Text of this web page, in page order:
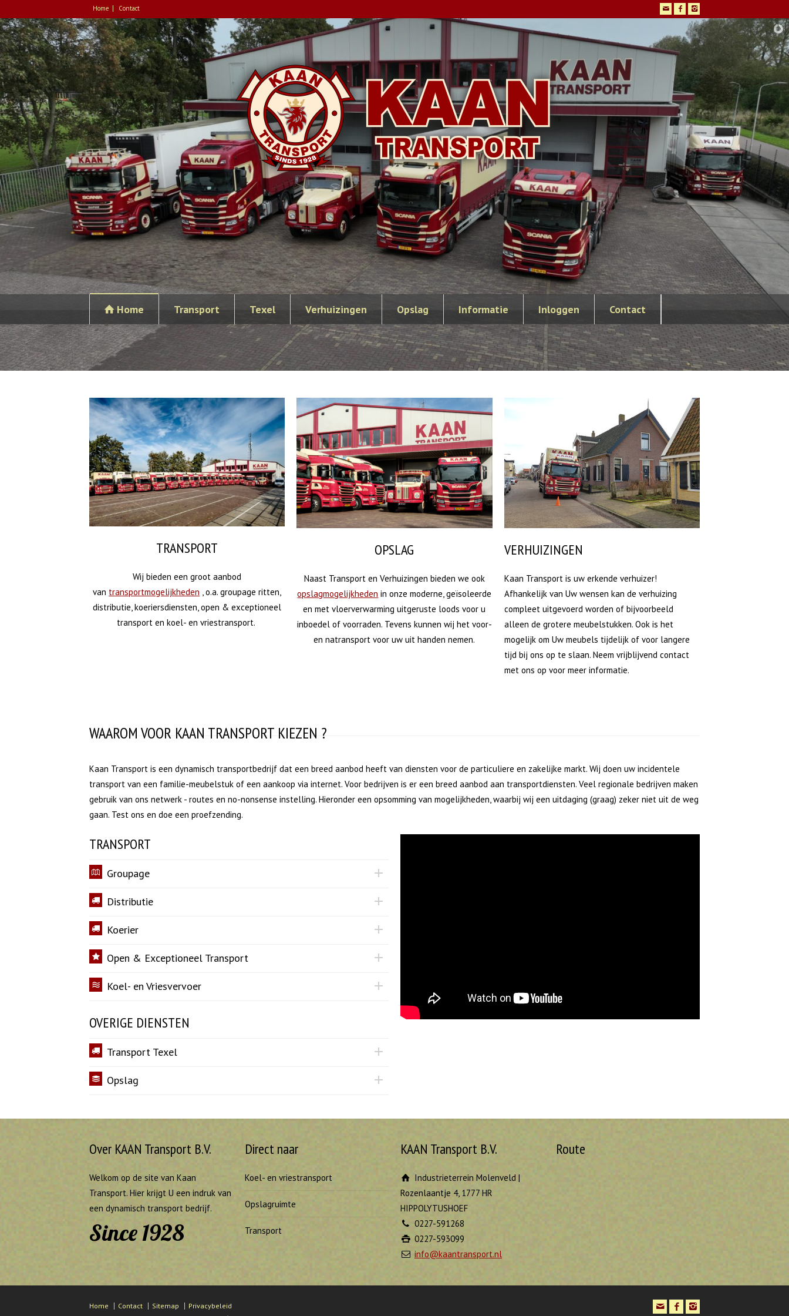
Home Contact
Home Transport Texel Verhuizingen Opslag Informatie Inloggen Contact
TRANSPORT
Wij bieden een groot aanbod
van transportmogelijkheden , o.a. groupage ritten,
distributie, koeriersdiensten, open & exceptioneel
transport en koel- en vriestransport.
OPSLAG
Naast Transport en Verhuizingen bieden we ook
opslagmogelijkheden in onze moderne, geïsoleerde
en met vloerverwarming uitgeruste loods voor u
inboedel of voorraden. Tevens kunnen wij het voor-
en natransport voor uw uit handen nemen.
VERHUIZINGEN
Kaan Transport is uw erkende verhuizer!
Afhankelijk van Uw wensen kan de verhuizing
compleet uitgevoerd worden of bijvoorbeeld
alleen de grotere meubelstukken. Ook is het
mogelijk om Uw meubels tijdelijk of voor langere
tijd bij ons op te slaan. Neem vrijblijvend contact
met ons op voor meer informatie.
WAAROM VOOR KAAN TRANSPORT KIEZEN ?
Kaan Transport is een dynamisch transportbedrijf dat een breed aanbod heeft van diensten voor de particuliere en zakelijke markt. Wij doen uw incidentele
transport van een familie-meubelstuk of een aankoop via internet. Voor bedrijven is er een breed aanbod aan transportdiensten. Veel regionale bedrijven maken
gebruik van ons netwerk - routes en no-nonsense instelling. Hieronder een opsomming van mogelijkheden, waarbij wij een uitdaging (graag) zeker niet uit de weg
gaan. Test ons en doe een proefzending.
TRANSPORT
Groupage
Distributie
Koerier
Open & Exceptioneel Transport
Koel- en Vriesvervoer
OVERIGE DIENSTEN
Transport Texel
Opslag
Over KAAN Transport B.V.
Welkom op de site van Kaan
Transport. Hier krijgt U een indruk van
een dynamisch transport bedrijf.
Since 1928
Direct naar
Koel- en vriestransport
Opslagruimte
Transport
KAAN Transport B.V.
Industrieterrein Molenveld |
Rozenlaantje 4, 1777 HR
HIPPOLYTUSHOEF
0227-591268
0227-593099
info@kaantransport.nl
Route
Home Contact Sitemap Privacybeleid